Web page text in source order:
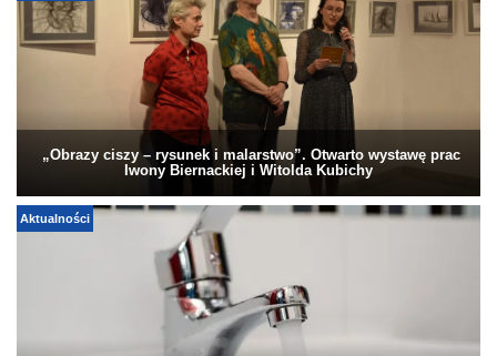
„Obrazy ciszy – rysunek i malarstwo”. Otwarto wystawę prac
Iwony Biernackiej i Witolda Kubichy
Aktualności